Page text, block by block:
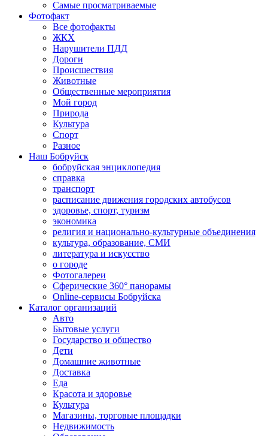
Самые просматриваемые
Фотофакт
Все фотофакты
ЖКХ
Нарушители ПДД
Дороги
Происшествия
Животные
Общественные мероприятия
Мой город
Природа
Культура
Спорт
Разное
Наш Бобруйск
бобруйская энциклопедия
справка
транспорт
расписание движения городских автобусов
здоровье, спорт, туризм
экономика
религия и национально-культурные объединения
культура, образование, СМИ
литература и искусство
о городе
Фотогалереи
Сферические 360° панорамы
Online-сервисы Бобруйска
Каталог организаций
Авто
Бытовые услуги
Государство и общество
Дети
Домашние животные
Доставка
Еда
Красота и здоровье
Культура
Магазины, торговые площадки
Недвижимость